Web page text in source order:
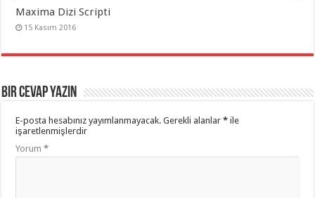
Maxima Dizi Scripti
15 Kasım 2016
Bir cevap yazın
E-posta hesabınız yayımlanmayacak. Gerekli alanlar* ile
işaretlenmişlerdir
Yorum*